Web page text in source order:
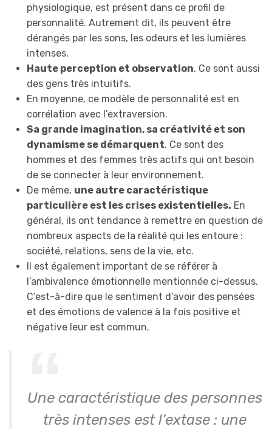
physiologique, est présent dans ce profil de
personnalité. Autrement dit, ils peuvent être
dérangés par les sons, les odeurs et les lumières
intenses.
Haute perception et observation. Ce sont aussi
des gens très intuitifs.
En moyenne, ce modèle de personnalité est en
corrélation avec l’extraversion.
Sa grande imagination, sa créativité et son
dynamisme se démarquent. Ce sont des
hommes et des femmes très actifs qui ont besoin
de se connecter à leur environnement.
De même, une autre caractéristique
particulière est les crises existentielles. En
général, ils ont tendance à remettre en question de
nombreux aspects de la réalité qui les entoure :
société, relations, sens de la vie, etc.
Il est également important de se référer à
l’ambivalence émotionnelle mentionnée ci-dessus.
C’est-à-dire que le sentiment d’avoir des pensées
et des émotions de valence à la fois positive et
négative leur est commun.
Une caractéristique des personnes
très intenses est l’extase : une